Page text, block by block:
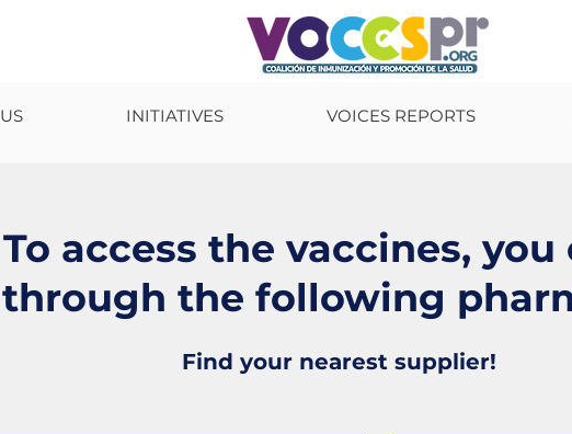
US INITIATIVES VOICES REPORTS
To access the vaccines, you
through the following
Find your nearest supplier!